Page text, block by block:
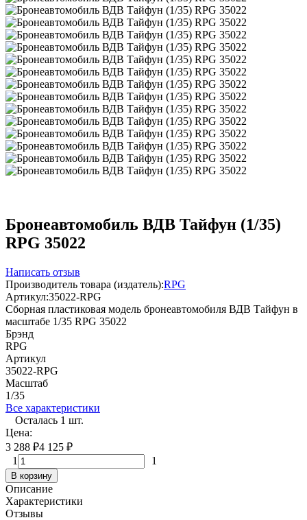
Бронеавтомобиль ВДВ Тайфун (1/35)
RPG 35022
Написать отзыв
Производитель товара (издатель):RPG
Артикул:35022-RPG
Сборная пластиковая модель бронеавтомобиля ВДВ Тайфун в
масштабе 1/35 RPG 35022
Брэнд
RPG
Артикул
35022-RPG
Масштаб
1/35
Все характеристики
Осталась 1 шт.
Цена:
3 288 ₽4 125 ₽
1
1
В корзину
Описание
Характеристики
Отзывы